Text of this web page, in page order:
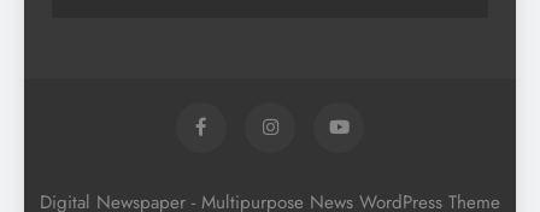
Digital Newspaper - Multipurpose News WordPress Theme